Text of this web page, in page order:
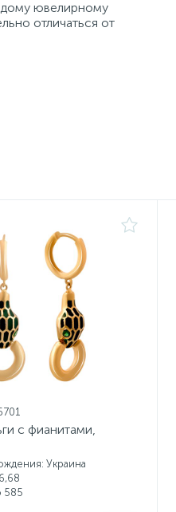
ювелирному
отличаться от
с фианитами,
Украина
585